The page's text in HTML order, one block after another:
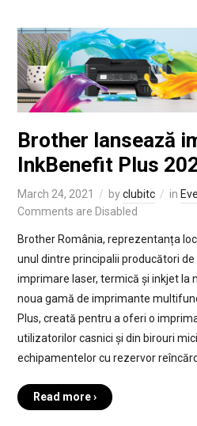
Brother lansează
InkBenefit Plus
March 24, 2021 byclubitc in
Comments are Disabled
Brother România, reprezentanța
unul dintre principalii producători
imprimare laser, termică și inkjet la
noua gamă de imprimante
Plus, creată pentru a oferi o
utilizatorilor casnici și din birouri
echipamentelor cu rezervor
Read more ›